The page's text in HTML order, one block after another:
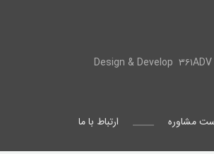
©۳۶۱ADV
ارتباط با ما مشاوره